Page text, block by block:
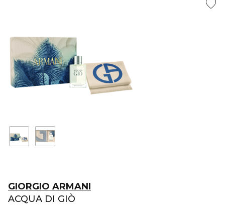
GIORGIO ARMANI
ACQUA DI GIÒ